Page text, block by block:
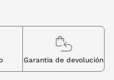
Garantia de devolución